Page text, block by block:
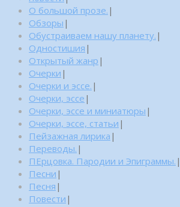
О большой прозе. |
Обзоры |
Обустраиваем нашу планету. |
Одностишия |
Открытый жанр |
Очерки |
Очерки и эссе. |
Очерки, эссе |
Очерки, эссе и миниатюры |
Очерки, эссе, статьи |
Пейзажная лирика |
Переводы. |
ПЕрцовка. Пародии и Эпиграммы. |
Песни |
Песня |
Повести |